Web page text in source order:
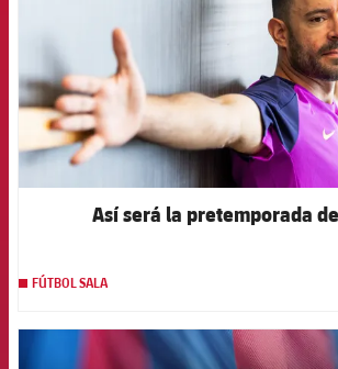
Así será la pretemporada
FÚTBOL SALA
FCB